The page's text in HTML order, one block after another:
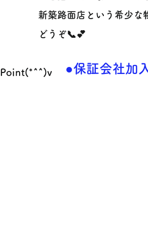
新築路面店という希少な
どうぞ📞💕
Point(*^^)v ●保証会社加